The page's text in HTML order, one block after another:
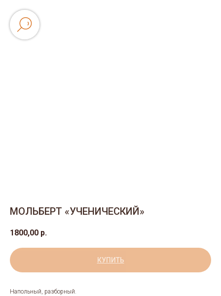
МОЛЬБЕРТ «УЧЕНИЧЕСКИЙ»
1800,00 р.
КУПИТЬ
Напольный, разборный.